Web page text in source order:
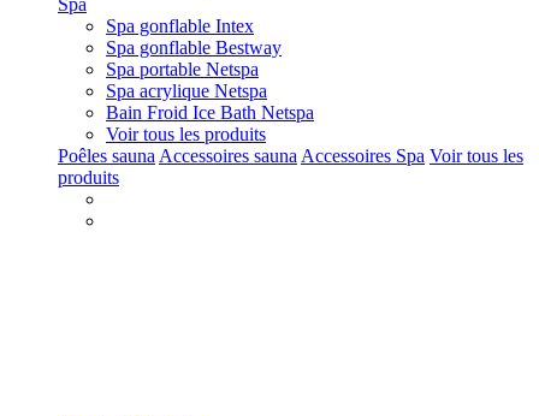
Spa
Spa gonflable Intex
Spa gonflable Bestway
Spa portable Netspa
Spa acrylique Netspa
Bain Froid Ice Bath Netspa
Voir tous les produits
Poêles sauna Accessoires sauna Accessoires Spa Voir tous les
produits